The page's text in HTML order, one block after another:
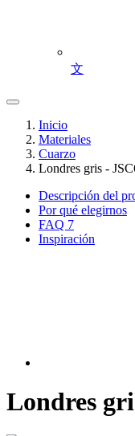
文
Inicio
Materiales
Cuarzo
Londres gris -
Descripción del
Por qué elegirnos
FAQ 7
Inspiración
Londres